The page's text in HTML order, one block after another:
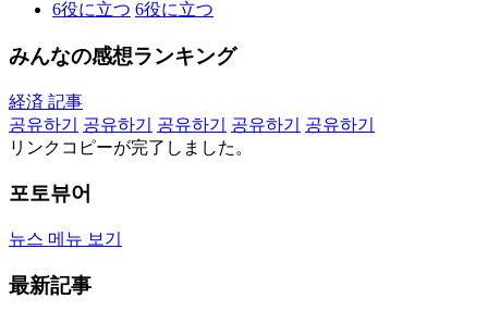
6役に立つ 6役に立つ
みんなの感想ランキング
経済 記事
공유하기
공유하기 공유하기 공유하기
공유하기
リンクコピーが完了しました。
포토뷰어
뉴스 메뉴 보기
最新記事